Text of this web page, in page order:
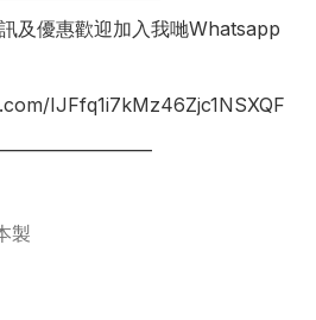
及優惠歡迎加入我哋Whatsapp
IJFfq1i7kMz46Zjc1NSXQF
製